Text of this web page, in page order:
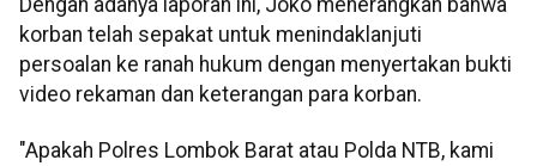
korban telah sepakat untuk menindaklanjuti
persoalan ke ranah hukum dengan menyertakan bukti
video rekaman dan keterangan para korban.
"Apakah Polres Lombok Barat atau Polda NTB, kami